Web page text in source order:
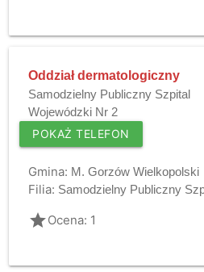
Oddział dermatologiczny
Samodzielny Publiczny Szpital
Wojewódzki Nr 2
POKAŻ TELEFON
Gmina: M. Gorzów Wielkopolski
Filia: Samodzielny Publiczny
gradeOcena: 1